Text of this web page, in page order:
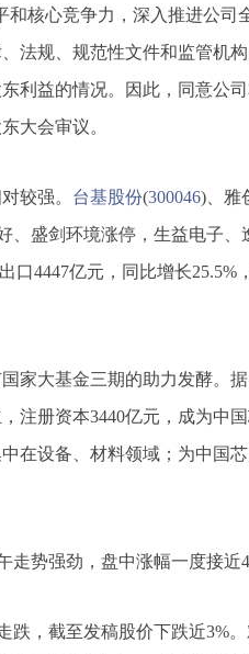
和核心竞争力，深入推进公司
法规、规范性文件和监管机
利益的情况。因此，同意公
大会审议。
较强。 台基股份(300046)、雅
、盛剑环境涨停，生益电子、
4447亿元，同比增长25.5%
家大基金三期的助力发酵。
注册资本3440亿元，成为中
在设备、材料领域；为中国
走势强劲，盘中涨幅一度接近
跌，截至发稿股价下跌近3%